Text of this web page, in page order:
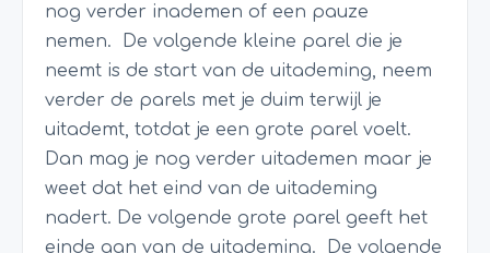
nog verder inademen of een pauze
nemen. De volgende kleine parel die je
neemt is de start van de uitademing, neem
verder de parels met je duim terwijl je
uitademt, totdat je een grote parel voelt.
Dan mag je nog verder uitademen maar je
weet dat het eind van de uitademing
nadert. De volgende grote parel geeft het
einde aan van de uitademing. De volgende